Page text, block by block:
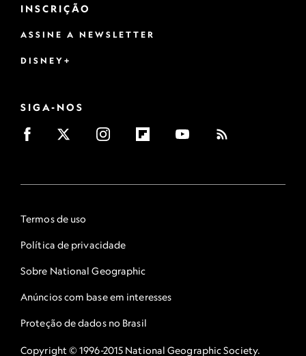
INSCRIÇÃO
ASSINE A NEWSLETTER
DISNEY+
SIGA-NOS
Termos de uso
Política de privacidade
Sobre National Geographic
Anúncios com base em interesses
Proteção de dados no Brasil
Copyright © 1996-2015 National Geographic Society.